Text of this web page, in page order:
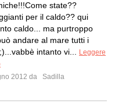
state??
per il caldo?? qui
caldo... ma purtroppo
andare al mare tutti i
intanto vi...
Leggere
2012 da
Sadilla